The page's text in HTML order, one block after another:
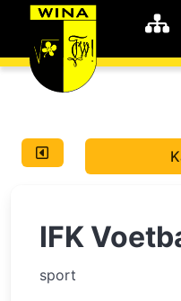
WiNA
IFK
sport